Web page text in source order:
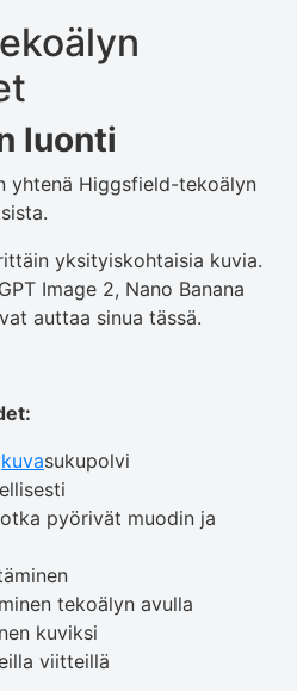
luonti
yhtenä Higgsfield-tekoälyn
yksityiskohtaisia ​​kuvia.
Image 2, Nano Banana
auttaa sinua tässä.
kuvasukupolvi
pyörivät muodin ja
tekoälyn avulla
kuviksi
viitteillä